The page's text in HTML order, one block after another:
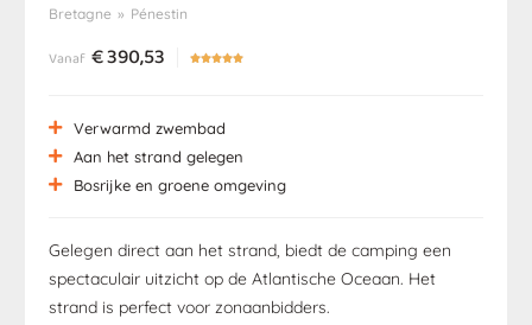
Bretagne » Pénestin
Vanaf €390,53 
Verwarmd zwembad
Aan het strand gelegen
Bosrijke en groene omgeving
Gelegen direct aan het strand, biedt de camping een
spectaculair uitzicht op de Atlantische Oceaan. Het
strand is perfect voor zonaanbidders.